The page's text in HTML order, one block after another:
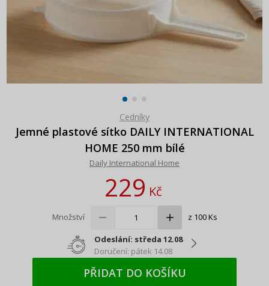
Cedníky
Jemné plastové sítko DAILY INTERNATIONAL
HOME 250 mm bílé
Daily International Home
229Kč
Množství z 100 Ks
Odeslání: středa 12.08
Doručení: pátek 14.08
PŘIDAT DO KOŠÍKU